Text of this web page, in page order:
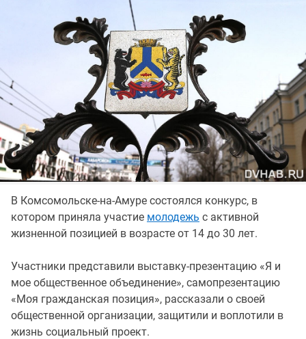
В Комсомольске-на-Амуре состоялся конкурс, в
котором приняла участие молодежь с активной
жизненной позицией в возрасте от 14 до 30 лет.
Участники представили выставку-презентацию «Я и
мое общественное объединение», самопрезентацию
«Моя гражданская позиция», рассказали о своей
общественной организации, защитили и воплотили в
жизнь социальный проект.